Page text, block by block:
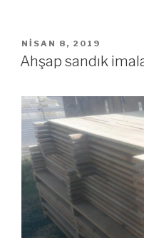
YAYIM
TARIHI
NISAN 8, 2019
Ahşap sandık